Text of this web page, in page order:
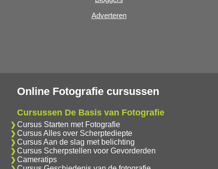
Adverteren
Online Fotografie cursussen
Cursussen De Basis van Fotografie
Cursus Starten met Fotografie
Cursus Alles over Scherptediepte
Cursus Aan de slag met belichting
Cursus Scherpstellen voor Gevorderden
Cameratips